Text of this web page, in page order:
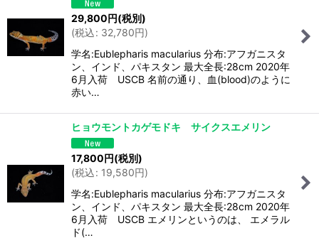
29,800円(税別)
(税込: 32,780円)
学名:Eublepharis macularius 分布:アフガニスタ
ン、インド、パキスタン 最大全長:28cm 2020年
6月入荷 USCB 名前の通り、血(blood)のように
赤い…
ヒョウモントカゲモドキ サイクスエメリン
17,800円(税別)
(税込: 19,580円)
学名:Eublepharis macularius 分布:アフガニスタ
ン、インド、パキスタン 最大全長:28cm 2020年
6月入荷 USCB エメリンというのは、 エメラル
ド(…